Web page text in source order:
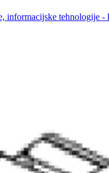
informacijske tehnologije -